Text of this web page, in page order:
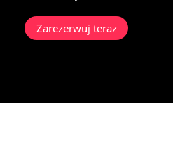
Zarezerwuj teraz